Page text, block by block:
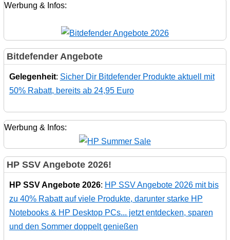
Werbung & Infos:
Bitdefender Angebote
Gelegenheit: Sicher Dir Bitdefender Produkte aktuell mit
50% Rabatt, bereits ab 24,95 Euro
Werbung & Infos:
HP SSV Angebote 2026!
HP SSV Angebote 2026: HP SSV Angebote 2026 mit bis
zu 40% Rabatt auf viele Produkte, darunter starke HP
Notebooks & HP Desktop PCs... jetzt entdecken, sparen
und den Sommer doppelt genießen